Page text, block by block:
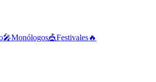
🎤Monólogos🎪Festivales🔥